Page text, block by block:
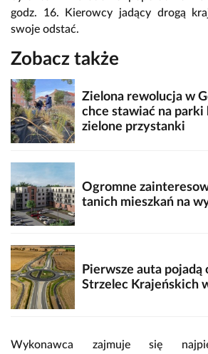
godz. 16. Kierowcy jadący drogą
swoje odstać.
Zobacz także
Zielona rewolucja w
chce stawiać na parki
zielone przystanki
Ogromne
tanich mieszkań na
Pierwsze auta pojadą
Strzelec Krajeńskich
Wykonawca zajmuje się